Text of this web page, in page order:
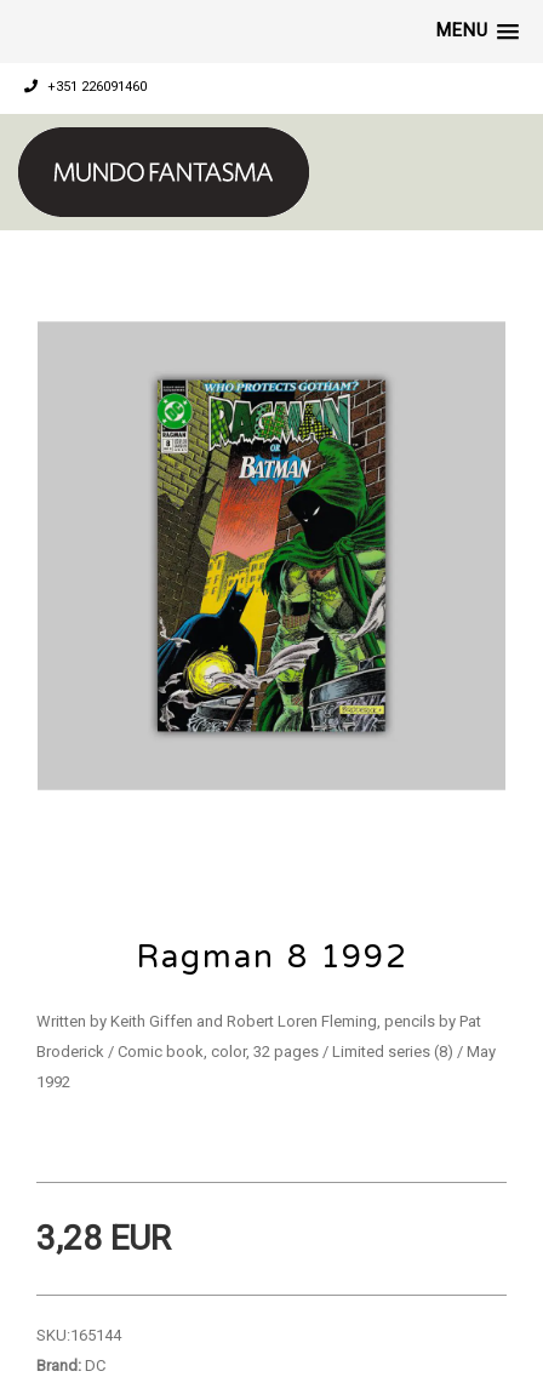
MENU
+351 226091460
Ragman 8 1992
Written by Keith Giffen and Robert Loren Fleming, pencils by Pat
Broderick / Comic book, color, 32 pages / Limited series (8) / May
1992
3,28 EUR
SKU:165144
Brand: DC